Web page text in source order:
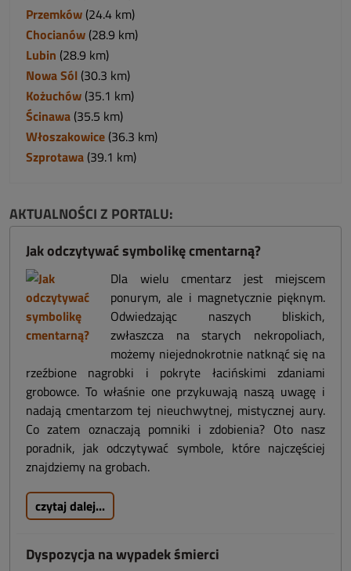
Przemków (24.4 km)
Chocianów (28.9 km)
Lubin (28.9 km)
Nowa Sól (30.3 km)
Kożuchów (35.1 km)
Ścinawa (35.5 km)
Włoszakowice (36.3 km)
Szprotawa (39.1 km)
AKTUALNOŚCI Z PORTALU:
Jak odczytywać symbolikę cmentarną?
Dla wielu cmentarz jest miejscem
ponurym, ale i magnetycznie pięknym.
Odwiedzając naszych bliskich,
zwłaszcza na starych nekropoliach,
możemy niejednokrotnie natknąć się na
rzeźbione nagrobki i pokryte łacińskimi zdaniami
grobowce. To właśnie one przykuwają naszą uwagę i
nadają cmentarzom tej nieuchwytnej, mistycznej aury.
Co zatem oznaczają pomniki i zdobienia? Oto nasz
poradnik, jak odczytywać symbole, które najczęściej
znajdziemy na grobach.
czytaj dalej...
Dyspozycja na wypadek śmierci